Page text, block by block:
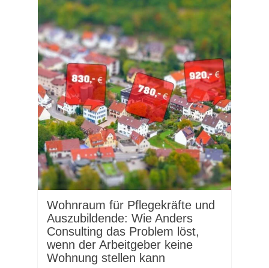
Wohnraum für Pflegekräfte und
Auszubildende: Wie Anders
Consulting das Problem löst,
wenn der Arbeitgeber keine
Wohnung stellen kann